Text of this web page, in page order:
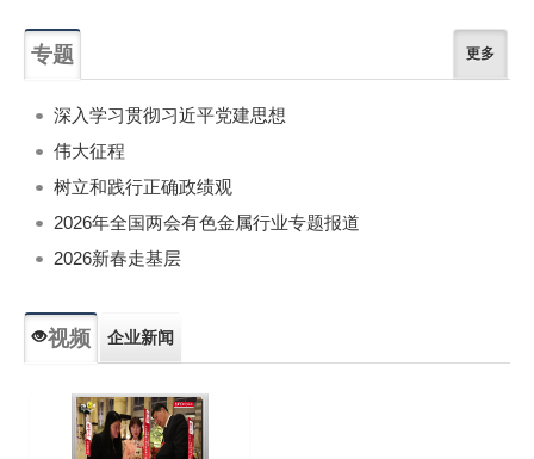
专题 更多
深入学习贯彻习近平党建思想
伟大征程
树立和践行正确政绩观
2026年全国两会有色金属行业专题报道
2026新春走基层
视频 企业新闻